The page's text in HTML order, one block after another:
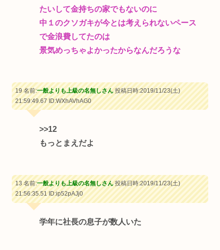
たいして金持ちの家でもないのに
中１のクソガキが今とは考えられないペース
で金浪費してたのは
景気めっちゃよかったからなんだろうな
19 名前:一般よりも上級の名無しさん投稿日時:2019/11/23(土)
21:59:49.67ID:WXhAVhAG0
>>12
もっとまえだよ
13 名前:一般よりも上級の名無しさん投稿日時:2019/11/23(土)
21:56:35.51ID:ip52pAJj0
学年に社長の息子が数人いた